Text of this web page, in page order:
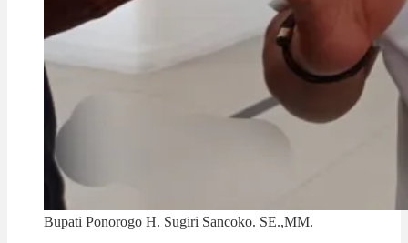
Bupati Ponorogo H. Sugiri Sancoko. SE.,MM.